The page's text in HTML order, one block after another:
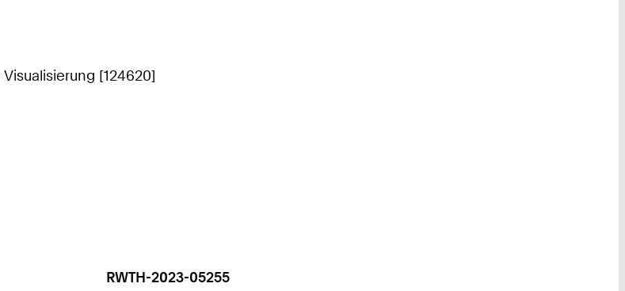
[124620]
RWTH-2023-05255